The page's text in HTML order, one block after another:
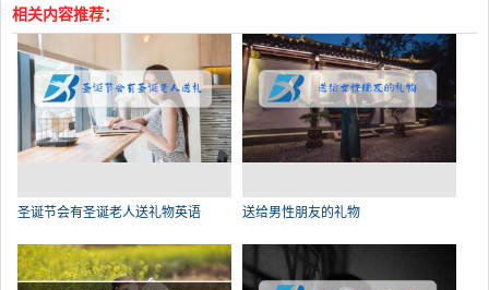
相关内容推荐：
圣诞节会有圣诞老人送礼物英语 送给男性朋友的礼物